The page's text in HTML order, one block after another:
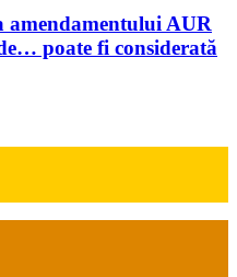
amendamentului AUR
poate fi considerată